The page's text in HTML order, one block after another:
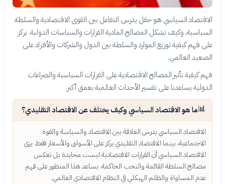
الاقتصاد السياسي هو حقل يدرس التفاعل بين القوى الاقتصادية والسلطة
السياسية، وكيف تشكل المصالح المادية القرارات والسياسات الدولية. يركز
على فهم كيفية توزيع الموارد والسلطة بين الدول والشركات والأفراد على
الصعيد العالمي.
فهم كيفية تأثير المصالح الاقتصادية على القرارات السياسية والصراعات
الدولية يساعدنا على تفسير الأحداث العالمية بعمق أكبر.
📊ما هو الاقتصاد السياسي وكيف يختلف عن الاقتصاد التقليدي؟
الاقتصاد السياسي يدرس العلاقة بين الاقتصاد والسياسة والقوة
الاجتماعية، بينما الاقتصاد التقليدي يركز على الأسواق والأسعار فقط. يرى
الاقتصاد السياسي أن القرارات الاقتصادية ليست محايدة بل تعكس
مصالح السلطة القائمة والنخب الحاكمة. يساعد هذا المنظور على فهم
عدم المساواة والظلم الهيكلي في النظام الاقتصادي العالمي.